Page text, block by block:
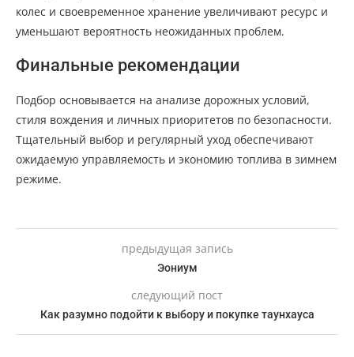
колес и своевременное хранение увеличивают ресурс и
уменьшают вероятность неожиданных проблем.
Финальные рекомендации
Подбор основывается на анализе дорожных условий,
стиля вождения и личных приоритетов по безопасности.
Тщательный выбор и регулярный уход обеспечивают
ожидаемую управляемость и экономию топлива в зимнем
режиме.
предыдущая запись
Эониум
следующий пост
Как разумно подойти к выбору и покупке таунхауса